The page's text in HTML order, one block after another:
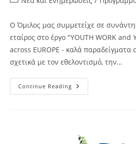
Ο Όμιλος μας συμμετείχε σε
εταίρος στο έργο "YOUTH WORK and
across EUROPE - καλά παραδείγματα
σχετικά με τον εθελοντισμό, την…
Continue Reading Πρόγραμμα
YOUTH
EUROPE